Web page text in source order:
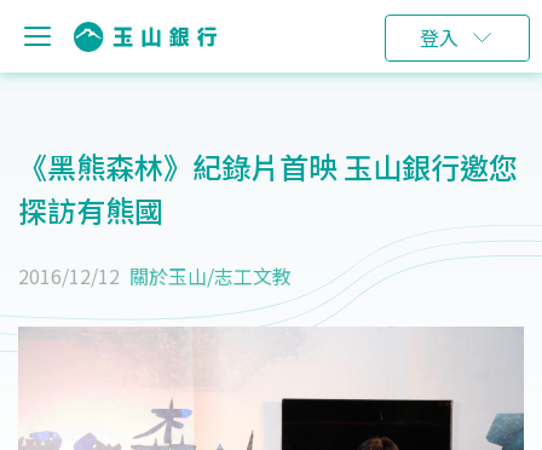
登入
《黑熊森林》紀錄片首映 玉山銀行邀您
探訪有熊國
2016/12/12 關於玉山/志工文教